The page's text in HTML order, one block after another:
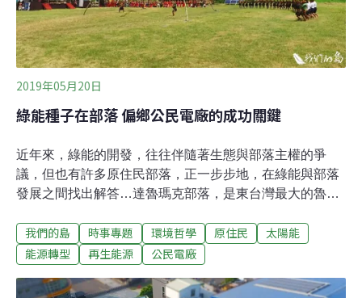
落耆老吟唱傳統歌謠祈福。張培理表示，「上天賜與我們
的陽光、雨水、風力，如今我們可以好好使用，用這些資
源轉換成電力，輔助現代的生活
2019年05月20日
綠能種子在部落 偏鄉公民電廠的成功關鍵
近年來，綠能的開發，往往伴隨著生態與部落主權的爭
議，但也有許多原住民部落，正一步步地，在綠能與部落
發展之間找出解答…達魯瑪克部落，是東台灣最大的魯凱
續三年的小米祭，部落都與環保團體合作，同時舉辦綠能
工作坊，讓族人了解並學習架設太陽能板。這幾年經由廠
會、社區巡守隊的屋頂，陸陸續續架設起太陽能板或小型
我們的島 時事專題 環境哲學 原住民
太陽能
能源轉型
再生能源 公民電廠